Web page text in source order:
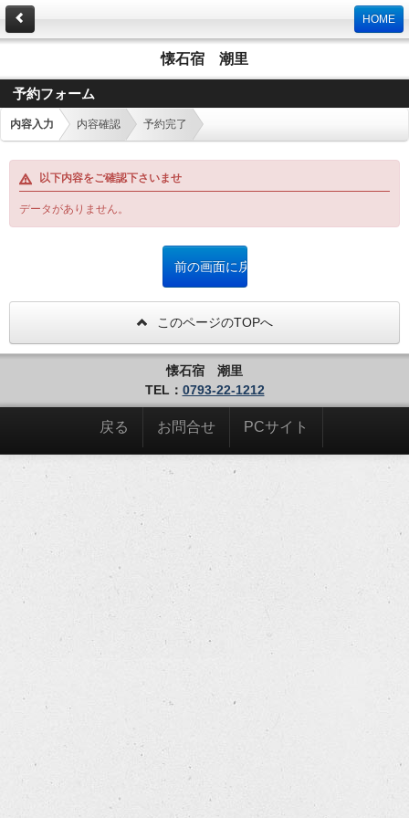
HOME
懐石宿 潮里
予約フォーム
内容入力 内容確認 予約完了
以下内容をご確認下さいませ
データがありません。
このページのTOPへ
懐石宿 潮里
TEL： 0793-22-1212
戻る お問合せ PCサイト